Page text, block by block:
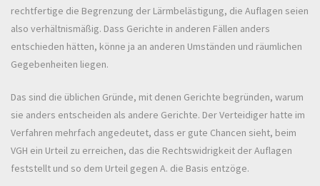
rechtfertige die Begrenzung der Lärmbelästigung, die Auflagen seien
also verhältnismäßig. Dass Gerichte in anderen Fällen anders
entschieden hätten, könne ja an anderen Umständen und räumlichen
Gegebenheiten liegen.
Das sind die üblichen Gründe, mit denen Gerichte begründen, warum
sie anders entscheiden als andere Gerichte. Der Verteidiger hatte im
Verfahren mehrfach angedeutet, dass er gute Chancen sieht, beim
VGH ein Urteil zu erreichen, das die Rechtswidrigkeit der Auflagen
feststellt und so dem Urteil gegen A. die Basis entzöge.